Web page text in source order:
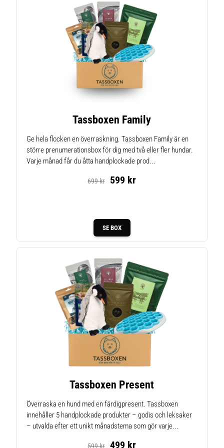
Tassboxen Family
Ge hela flocken en överraskning. Tassboxen Family är en
större prenumerationsbox för dig med två eller fler hundar.
Varje månad får du åtta handplockade prod...
699 kr 599 kr
SE BOX
Tassboxen Present
Överraska en hund med en färdigpresent. Tassboxen
innehåller 5 handplockade produkter – godis och leksaker
– utvalda efter ett unikt månadstema som gör varje...
599 kr 499 kr